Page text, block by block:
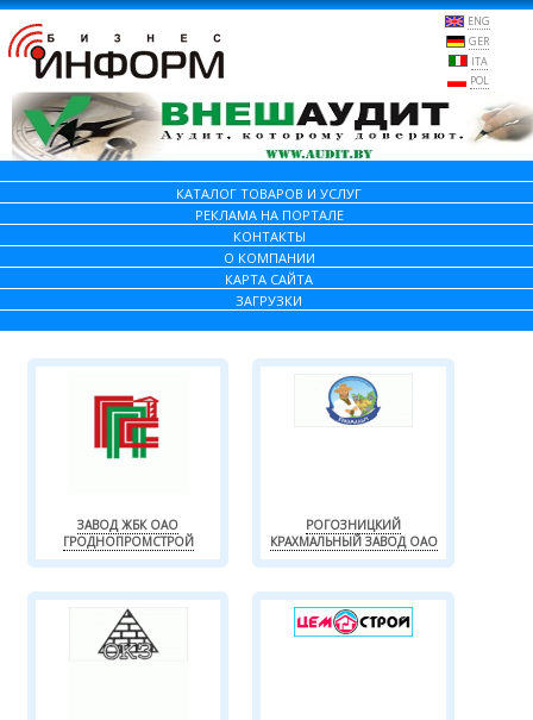
ENG
GER
ITA
POL
КАТАЛОГ ТОВАРОВ И УСЛУГ
РЕКЛАМА НА ПОРТАЛЕ
КОНТАКТЫ
О КОМПАНИИ
КАРТА САЙТА
ЗАГРУЗКИ
ЗАВОД ЖБК ОАО
ГРОДНОПРОМСТРОЙ
РОГОЗНИЦКИЙ
КРАХМАЛЬНЫЙ ЗАВОД ОАО